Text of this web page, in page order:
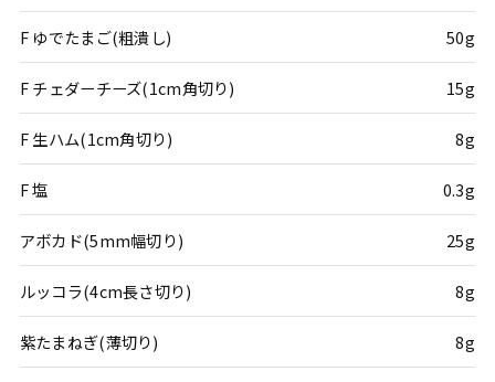
F ゆでたまご(粗潰し) 50g
F チェダーチーズ(1cm角切り) 15g
F 生ハム(1cm角切り) 8g
F 塩 0.3g
アボカド(5mm幅切り) 25g
ルッコラ(4cm長さ切り) 8g
紫たまねぎ(薄切り) 8g